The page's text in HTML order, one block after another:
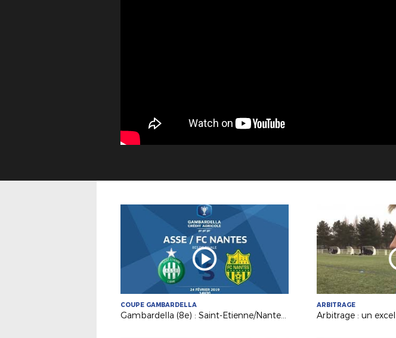
COUPE GAMBARDELLA
Gambardella (8e) : Saint-Etienne/Nantes en direct !
ARBITRAGE